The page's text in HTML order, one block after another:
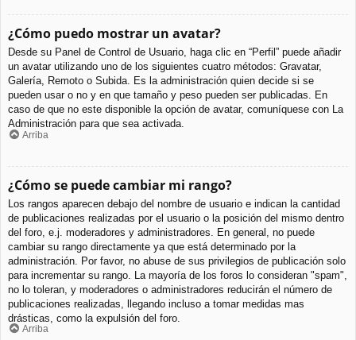
¿Cómo puedo mostrar un avatar?
Desde su Panel de Control de Usuario, haga clic en “Perfil” puede añadir
un avatar utilizando uno de los siguientes cuatro métodos: Gravatar,
Galería, Remoto o Subida. Es la administración quien decide si se
pueden usar o no y en que tamaño y peso pueden ser publicadas. En
caso de que no este disponible la opción de avatar, comuníquese con La
Administración para que sea activada.
Arriba
¿Cómo se puede cambiar mi rango?
Los rangos aparecen debajo del nombre de usuario e indican la cantidad
de publicaciones realizadas por el usuario o la posición del mismo dentro
del foro, e.j. moderadores y administradores. En general, no puede
cambiar su rango directamente ya que está determinado por la
administración. Por favor, no abuse de sus privilegios de publicación solo
para incrementar su rango. La mayoría de los foros lo consideran "spam",
no lo toleran, y moderadores o administradores reducirán el número de
publicaciones realizadas, llegando incluso a tomar medidas mas
drásticas, como la expulsión del foro.
Arriba